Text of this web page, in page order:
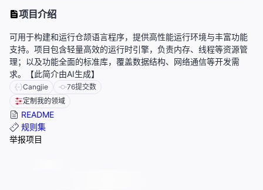
项目介绍
可用于构建和运行仓颉语言程序，提供高性能运行环境与丰富功能
支持。项目包含轻量高效的运行时引擎，负责内存、线程等资源管
理；以及功能全面的标准库，覆盖数据结构、网络通信等开发需
求。【此简介由AI生成】
Cangjie 76提交数
定制我的领域
README
规则集
举报项目